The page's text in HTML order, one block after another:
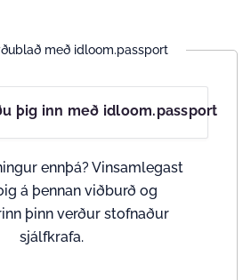
með idloom.passport
þig inn með idloom.passport
ennþá? Vinsamlegast
á þennan viðburð og
þinn verður stofnaður
sjálfkrafa.